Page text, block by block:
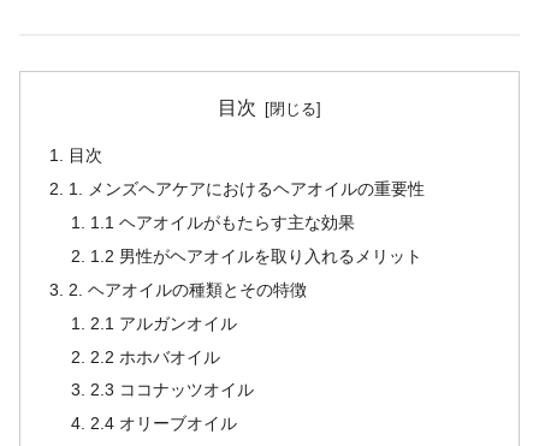
目次
目次
1. メンズヘアケアにおけるヘアオイルの重要性
1.1 ヘアオイルがもたらす主な効果
1.2 男性がヘアオイルを取り入れるメリット
2. ヘアオイルの種類とその特徴
2.1 アルガンオイル
2.2 ホホバオイル
2.3 ココナッツオイル
2.4 オリーブオイル